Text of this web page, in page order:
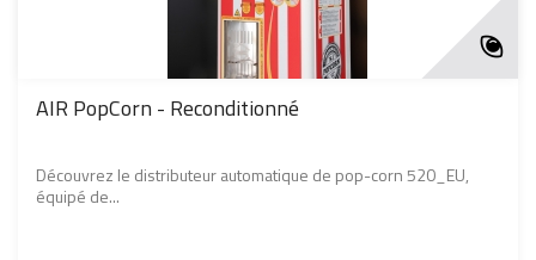
AIR PopCorn - Reconditionné
Découvrez le distributeur automatique de pop-corn 520_EU,
équipé de...